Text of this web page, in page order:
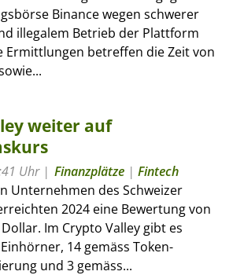
Binance wegen schwerer
illegalem Betrieb der Plattform
Ermittlungen betreffen die Zeit von
weiter auf
Uhr Finanzplätze | Fintech
Unternehmen des Schweizer
2024 eine Bewertung von
Im Crypto Valley gibt es
14 gemäss Token-
und 3 gemäss...